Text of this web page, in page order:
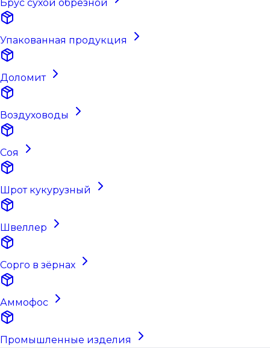
Брус сухой обрезной
Упакованная продукция
Доломит
Воздуховоды
Соя
Шрот кукурузный
Швеллер
Сорго в зёрнах
Аммофос
Промышленные изделия